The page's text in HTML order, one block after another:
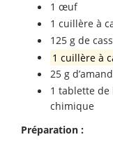
1 œuf
1 cuillère à
125 g de
1 cuillère à
25 g
1 tablette de
chimique
Préparation :